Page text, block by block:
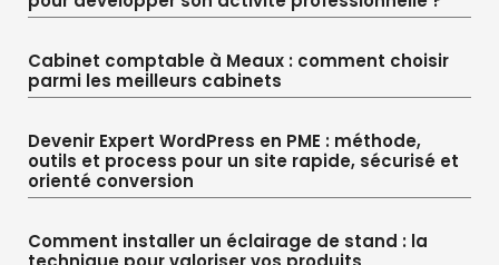
Cabinet comptable à Meaux : comment choisir
parmi les meilleurs cabinets
Devenir Expert WordPress en PME : méthode,
outils et process pour un site rapide, sécurisé et
orienté conversion
Comment installer un éclairage de stand : la